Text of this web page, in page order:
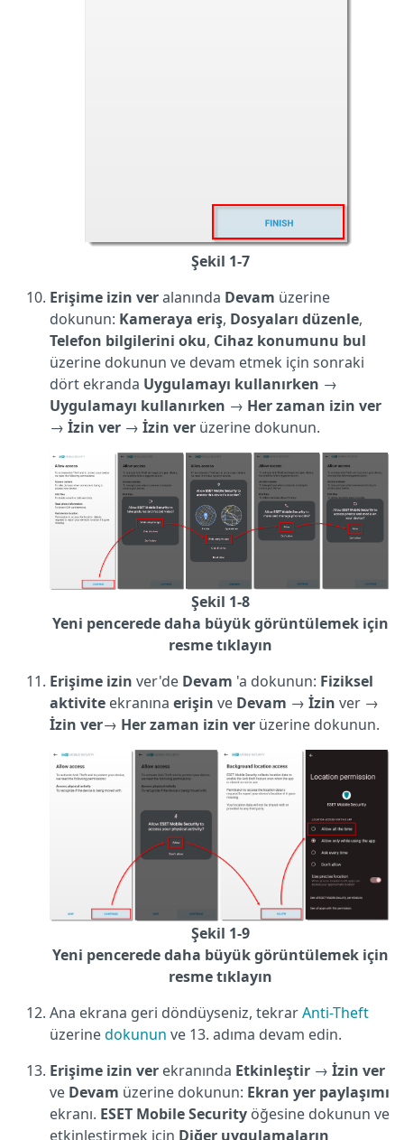
Şekil 1-7
Erişime izin veralanında Devam üzerine
dokunun: Kameraya eriş, Dosyaları düzenle,
Telefon bilgilerini oku, Cihaz konumunu bul
üzerine dokunun ve devam etmek için sonraki
dört ekranda Uygulamayı kullanırken →
Uygulamayı kullanırken → Her zaman izin ver
→ İzin ver → İzin ver üzerine dokunun.
Şekil 1-8
Yeni pencerede daha büyük görüntülemek için
resme tıklayın
Erişime izin ver'de Devam 'a dokunun: Fiziksel
aktivite ekranına erişin ve Devam → İzin ver →
İzin ver→ Her zaman izin ver üzerine dokunun.
Şekil 1-9
Yeni pencerede daha büyük görüntülemek için
resme tıklayın
Ana ekrana geri döndüyseniz, tekrarAnti-Theft
üzerinedokunun ve 13. adıma devam edin.
Erişime izin ver ekranında Etkinleştir → İzin ver
ve Devam üzerine dokunun: Ekran yer paylaşımı
ekranı. ESET Mobile Security öğesine dokunun ve
etkinleştirmek için Diğer uygulamaların